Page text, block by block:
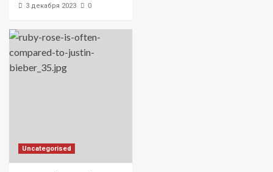
3 декабря 2023 0
Uncategorised